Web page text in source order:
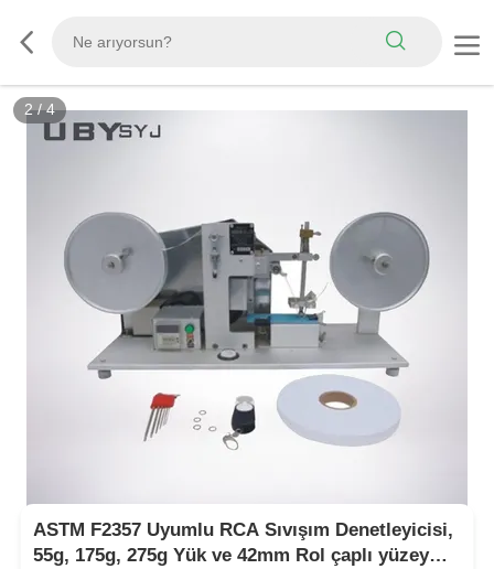
3/4
ASTM F2357 Uyumlu RCA Sıvışım Denetleyicisi,
55g, 175g, 275g Yük ve 42mm Rol çaplı yüzey